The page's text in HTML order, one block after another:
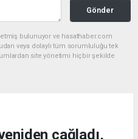
Gönder
etmiş bulunuyor ve hasathaber.com
veya dolaylı tüm sorumluluğu tek
site yönetimi hiçbir şekilde
çağladı,